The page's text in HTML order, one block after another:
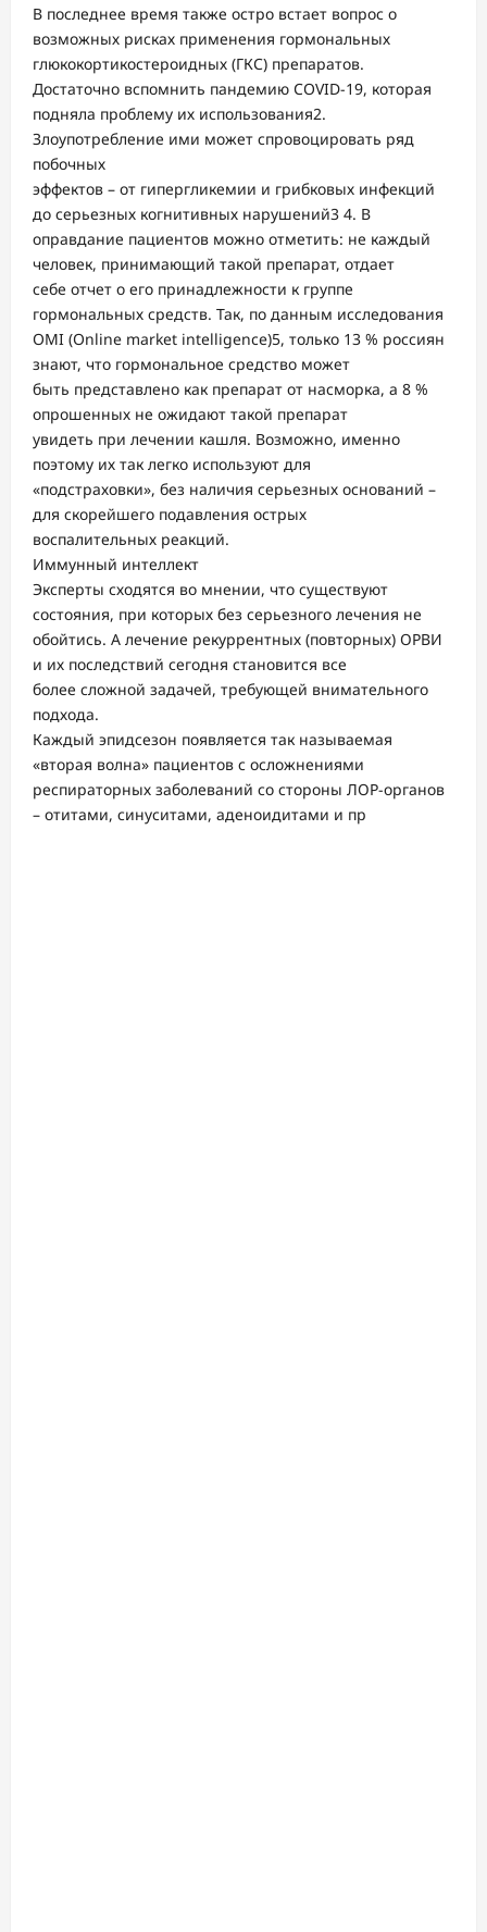
В последнее время также остро встает вопрос о
возможных рисках применения гормональных
глюкокортикостероидных (ГКС) препаратов.
Достаточно вспомнить пандемию COVID-19, которая
подняла проблему их использования2.
Злоупотребление ими может спровоцировать ряд
побочных
эффектов – от гипергликемии и грибковых инфекций
до серьезных когнитивных нарушений3 4. В
оправдание пациентов можно отметить: не каждый
человек, принимающий такой препарат, отдает
себе отчет о его принадлежности к группе
гормональных средств. Так, по данным исследования
OMI (Online market intelligence)5, только 13 % россиян
знают, что гормональное средство может
быть представлено как препарат от насморка, а 8 %
опрошенных не ожидают такой препарат
увидеть при лечении кашля. Возможно, именно
поэтому их так легко используют для
«подстраховки», без наличия серьезных оснований –
для скорейшего подавления острых
воспалительных реакций.
Иммунный интеллект
Эксперты сходятся во мнении, что существуют
состояния, при которых без серьезного лечения не
обойтись. А лечение рекуррентных (повторных) ОРВИ
и их последствий сегодня становится все
более сложной задачей, требующей внимательного
подхода.
Каждый эпидсезон появляется так называемая
«вторая волна» пациентов с осложнениями
респираторных заболеваний со стороны ЛОР-органов
– отитами, синуситами, аденоидитами и пр